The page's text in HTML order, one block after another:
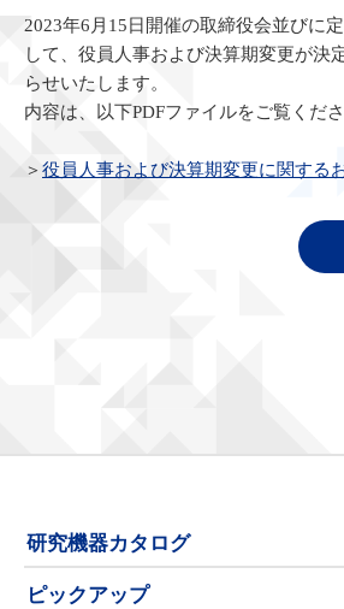
2023年6月15日開催の取締役会並びに
して、役員人事および決算期変更が決
らせいたします。
内容は、以下PDFファイルをご覧くださ
＞ 役員人事および決算期変更に関する
研究機器カタログ
ピックアップ